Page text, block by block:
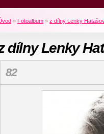
» Fotoalbum » z dílny Lenky
dílny Lenky
82